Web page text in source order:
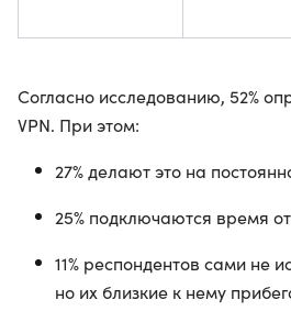
Согласно исследованию, 52%
VPN. При этом:
27% делают это на
25% подключаются время
11% респондентов сами не
но их близкие к нему